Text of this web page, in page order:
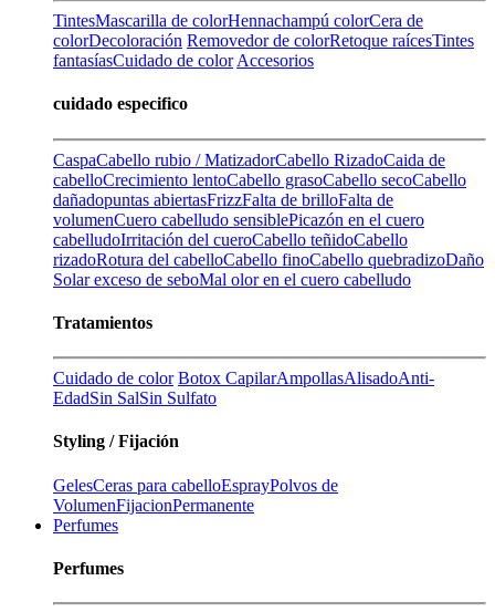
TintesMascarilla de colorHennachampú colorCera de
colorDecoloración Removedor de colorRetoque raícesTintes
fantasíasCuidado de color Accesorios
cuidado especifico
CaspaCabello rubio / MatizadorCabello RizadoCaida de
cabelloCrecimiento lentoCabello grasoCabello secoCabello
dañadopuntas abiertasFrizzFalta de brilloFalta de
volumenCuero cabelludo sensiblePicazón en el cuero
cabelludoIrritación del cueroCabello teñidoCabello
rizadoRotura del cabelloCabello finoCabello quebradizoDaño
Solarexceso de seboMal olor en el cuero cabelludo
Tratamientos
Cuidado de color Botox CapilarAmpollasAlisadoAnti-
EdadSin SalSin Sulfato
Styling / Fijación
GelesCeras para cabelloEsprayPolvos de
VolumenFijacionPermanente
Perfumes
Perfumes